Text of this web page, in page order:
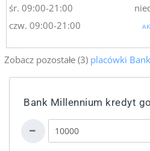
śr. 09:00-21:00
czw. 09:00-21:00
Zobacz pozostałe (3) placówki
Bank Millennium kredyt